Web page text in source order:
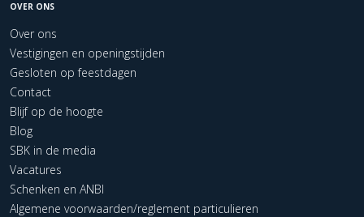
OVER ONS
Over ons
Vestigingen en openingstijden
Gesloten op feestdagen
Contact
Blijf op de hoogte
Blog
SBK in de media
Vacatures
Schenken en ANBI
Algemene voorwaarden/reglement particulieren